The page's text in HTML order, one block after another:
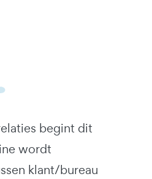
begint dit
wordt
klant/bureau